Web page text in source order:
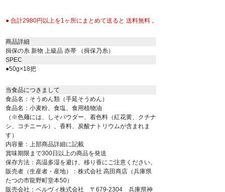
● 合計2980円以上を1ヶ所にまとめて送ると 送料無料 。
商品詳細
揖保の糸 新物 上級品 赤帯 （揖保乃糸）
SPEC
●50g×18把
当食品につきまして
食品名：そうめん類（手延そうめん）
食品名：小麦粉、食塩、食用植物油
（※色麺には、しそパウダー、着色料（紅花黄、クチナ
シ、コチニール）、香料、炭酸ナトリウムが含まれま
す）
内容量：上部商品詳細に記載
賞味期限まで300日以上の商品を発送
保存方法：高温多湿を避け、移り香にご注意ください。
販売者（生産者・産地）：株式会社 高田商店（兵庫県
たつの市龍野町堂本50）
販売会社：ベルヴィ株式会社 〒679-2304 兵庫県神